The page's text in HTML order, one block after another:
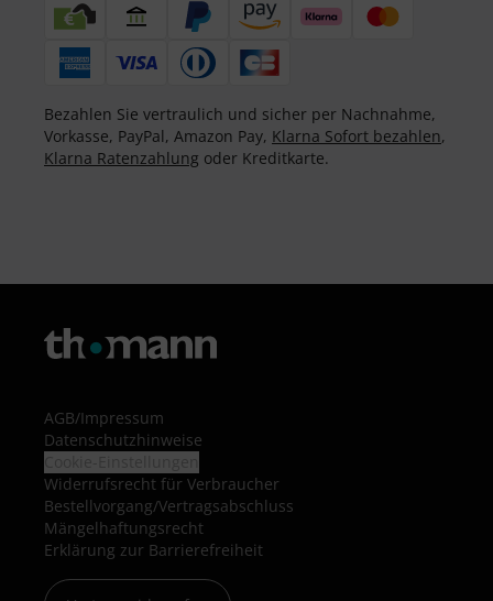
Bezahlen Sie vertraulich und sicher per Nachnahme,
Vorkasse, PayPal, Amazon Pay, Klarna Sofort bezahlen,
Klarna Ratenzahlung oder Kreditkarte.
AGB/Impressum
Datenschutzhinweise
Widerrufsrecht für Verbraucher
Bestellvorgang/Vertragsabschluss
Mängelhaftungsrecht
Erklärung zur Barrierefreiheit